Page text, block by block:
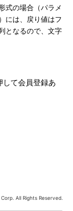
式の場合（パラメ
には、戻り値はフ
となるので、文字
て会員登録あ
All Rights Reserved.